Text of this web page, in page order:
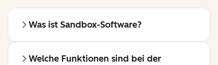
Was ist Sandbox-Software?
Welche Funktionen sind bei der